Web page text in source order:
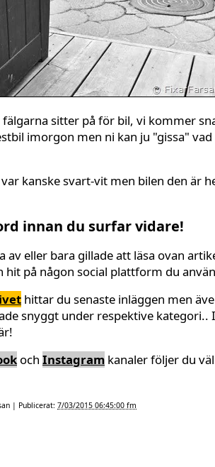
fälgarna sitter på för bil, vi kommer
imorgon men ni kan ju "gissa"
var kanske svart-vit men bilen den är
innan du surfar vidare!
av eller bara gillade att läsa ovan
hit på någon social plattform du
hittar du senaste inläggen men
snyggt under respektive kategori..
och Instagram kanaler följer du väl
| Publicerat: 7/03/2015 06:45:00 fm